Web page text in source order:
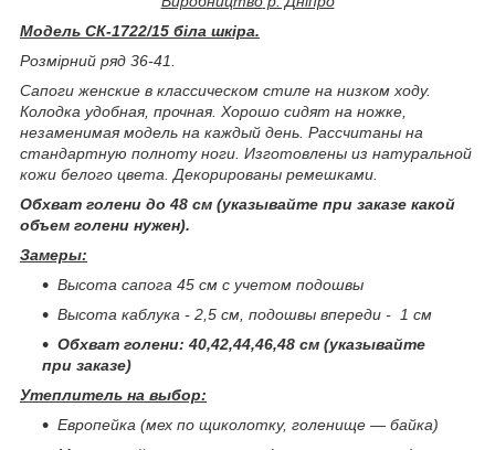
Модель СК-1722/15 біла шкіра.
Розмірний ряд 36-41.
Сапоги женские в классическом стиле на низком ходу.
Колодка удобная, прочная. Хорошо сидят на ножке,
незаменимая модель на каждый день. Рассчитаны на
стандартную полноту ноги. Изготовлены из натуральной
кожи белого цвета. Декорированы ремешками.
Обхват голени до 48 см (указывайте при заказе какой
объем голени нужен).
Замеры:
Высота сапога 45 см с учетом подошвы
Высота каблука - 2,5 см, подошвы впереди - 1 см
Обхват голени: 40,42,44,46,48 см (указывайте
при заказе)
Утеплитель на выбор:
Европейка (мех по щиколотку, голенище ― байка)